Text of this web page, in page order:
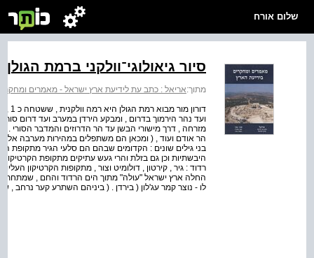
שלום אורח
סיור גיאולוגי־וולקני ברמת הגולן
מתוך:אריאל : כתב עת לידיעת ארץ ישראל - מאמרים
ועד נהר הירמוך בדרום , ומבקע הירדן במערב ועד דרום
הר אודם ועוד , ( ומכאן הם משתפלים במהירות מערבה אל
החלה ארץ ישראל "עולה" מתוך הים הרדוד והחם , שמתחתיו
לו - נוצר קמר עג'לון ( בירדן . ( ביניהם השתרע קער